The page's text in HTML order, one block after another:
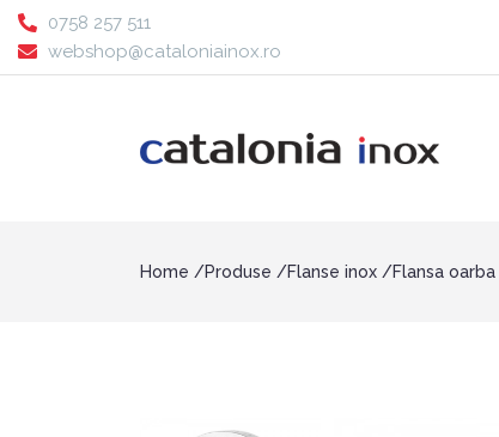
0758 257 511
webshop@cataloniainox.ro
Home Produse Flanse inox Flansa oarba